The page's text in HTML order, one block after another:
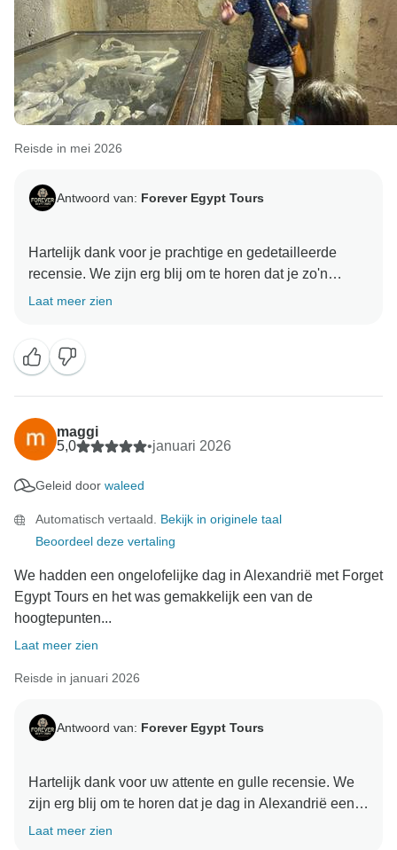
Reisde in mei 2026
Antwoord van: Forever Egypt Tours
Hartelijk dank voor je prachtige en gedetailleerde
recensie. We zijn erg blij om te horen dat je zo'n
geweldige ervaring hebt gehad met Forever Egypt
Het betekent veel voor ons dat je elke tour van begin
tot eind goed georganiseerd, comfortabel en stressvrij
vond. We zijn vooral blij om te weten dat Waleed zo'n
sterke indruk op je reis heeft gemaakt. We zijn erg
trots op zijn passie voor de Egyptische geschiedenis
en zijn toewijding om deze op een boeiende en
woorden zijn een grote erkenning voor zijn
inspanningen.
We zijn ook blij dat je van elke bestemming hebt
genoten - van de adembenemende piramides van
rijke cultuur van Alexandrië. Het is geweldig om te
aanvoelde dankzij de verhalen en begeleiding.
communicatie betekent echt veel voor ons. We
streven er altijd naar om onze gasten een vlotte,
hoogwaardige en persoonlijke ervaring te bieden.
Laat meer zien
maggi
5,0
•januari 2026
Geleid door waleed
Automatisch vertaald. Bekijk in originele taal
Beoordeel deze vertaling
We hadden een ongelofelijke dag in Alexandrië met Forget
Egypt Tours en het was gemakkelijk een van de
hoogtepunten...
Laat meer zien
Reisde in januari 2026
Antwoord van: Forever Egypt Tours
Hartelijk dank voor uw attente en gulle recensie. We
zijn erg blij om te horen dat je dag in Alexandrië een
van de hoogtepunten was van je reis naar Egypte.
Laat meer zien